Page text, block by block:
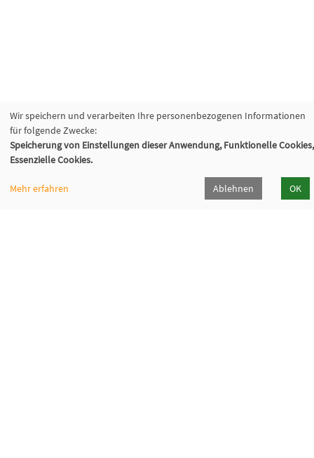
Wir speichern und verarbeiten Ihre personenbezogenen Informationen
für folgende Zwecke:
Speicherung von Einstellungen dieser Anwendung, Funktionelle Cookies,
Essenzielle Cookies.
Mehr erfahren Ablehnen OK